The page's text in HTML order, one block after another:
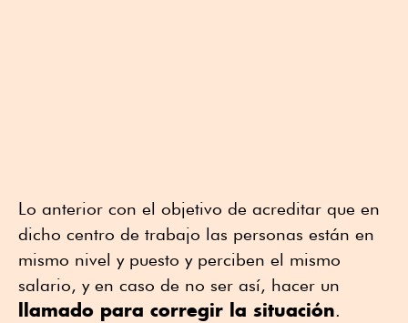
Lo anterior con el objetivo de acreditar que en
dicho centro de trabajo las personas están en
mismo nivel y puesto y perciben el mismo
salario, y en caso de no ser así, hacer un
llamado para corregir la situación.